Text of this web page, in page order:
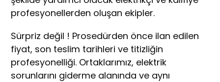
profesyonellerden oluşan ekipler.
Sürpriz değil ! Prosedürden önce ilan edilen
fiyat, son teslim tarihleri ve titizliğin
profesyonelliği. Ortaklarımız, elektrik
sorunlarını giderme alanında ve aynı